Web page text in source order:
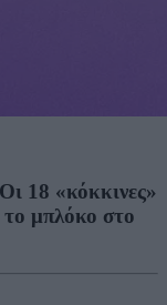
18 «κόκκινες»
το μπλόκο στο